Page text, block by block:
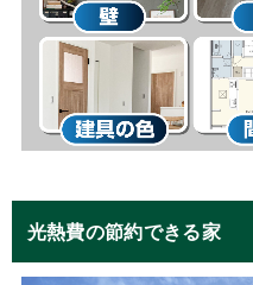
光熱費の節約できる家